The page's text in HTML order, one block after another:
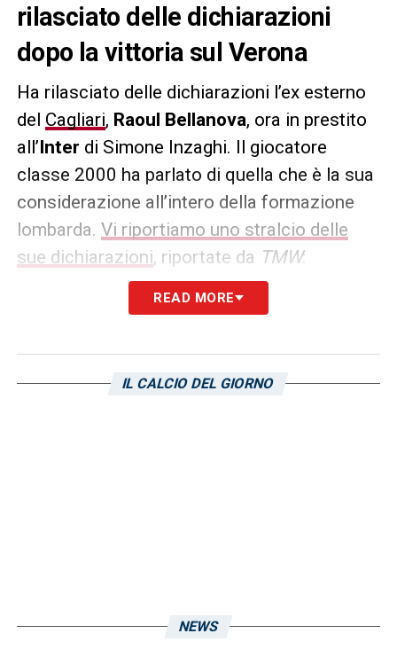
rilasciato delle dichiarazioni
dopo la vittoria sul Verona
Ha rilasciato delle dichiarazioni l’ex esterno
del Cagliari, Raoul Bellanova, ora in prestito
all’Inter di Simone Inzaghi. Il giocatore
classe 2000 ha parlato di quella che è la sua
considerazione all’intero della formazione
lombarda. Vi riportiamo uno stralcio delle
sue dichiarazioni, riportate da TMW:
«Cerco sempre di dare il massimo. Sto
una grandissima fiducia da parte dei
compagni e in qualsiasi posizione mi schiera
READ MORE
IL CALCIO DEL GIORNO
NEWS